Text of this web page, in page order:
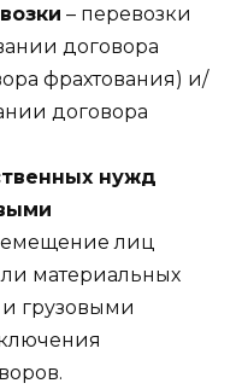
– перевозки
договора
фрахтования) и/
договора
нужд
лиц
материальных
и грузовыми